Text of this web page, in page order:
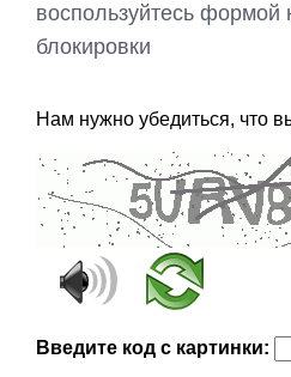
воспользуйтесь формой
блокировки
Нам нужно убедиться, что
Введите код с картинки: